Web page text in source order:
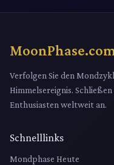
Verfolgen Sie den
Himmelsereignis.
Enthusiasten weltweit an.
Schnelllinks
Mondphase Heute